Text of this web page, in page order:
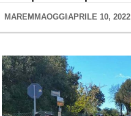
MAREMMAOGGI APRILE 10, 2022